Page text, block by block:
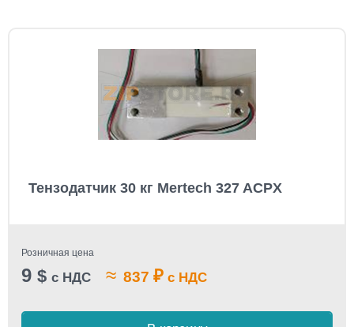
Тензодатчик 30 кг Mertech 327 ACPX
Розничная цена
9 $ с НДС ≈ 837 ₽ с НДС